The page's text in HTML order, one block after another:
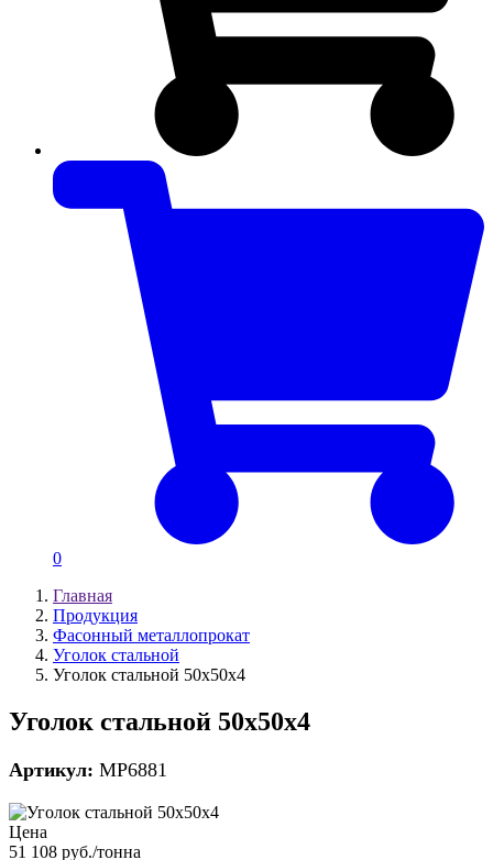
0
Главная
Продукция
Фасонный металлопрокат
Уголок стальной
Уголок стальной 50х50х4
Уголок стальной 50х50х4
Артикул: MP6881
Цена
51 108 руб./тонна